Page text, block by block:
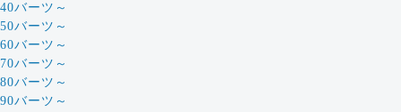
40バーツ～
50バーツ～
60バーツ～
70バーツ～
80バーツ～
90バーツ～